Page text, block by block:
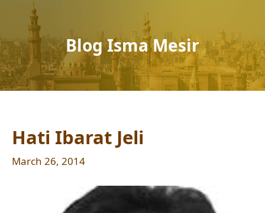
Blog Isma Mesir
Hati Ibarat Jeli
March 26, 2014